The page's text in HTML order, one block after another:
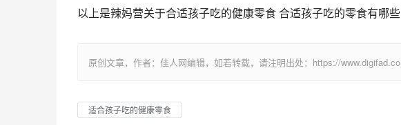
以上是辣妈营关于合适孩子吃的健康零食 合适孩子吃的零食有哪
原创文章，作者：佳人网编辑，如若转载，请注明出处：https://
适合孩子吃的健康零食